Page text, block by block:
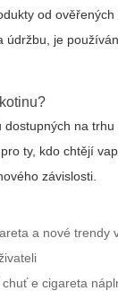
od
údržbu, je
dostupných na
ty, kdo chtějí
závislosti.
a nové trendy
e cigareta